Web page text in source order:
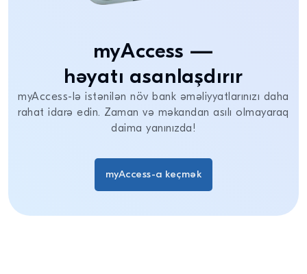
myAccess —
həyatı asanlaşdırır
myAccess-lə istənilən növ bank əməliyyatlarınızı daha
rahat idarə edin. Zaman və məkandan asılı olmayaraq
daima yanınızda!
myAccess-a keçmək